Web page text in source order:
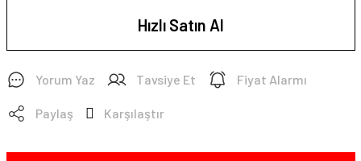
Hızlı Satın Al
Yorum Yaz Tavsiye Et Fiyat Alarmı
Paylaş Karşılaştır